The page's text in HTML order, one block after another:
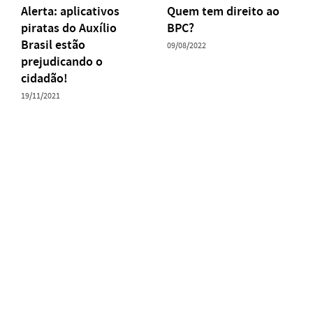
Alerta: aplicativos
piratas do Auxílio
Brasil estão
prejudicando o
cidadão!
19/11/2021
Quem tem direito ao
BPC?
09/08/2022